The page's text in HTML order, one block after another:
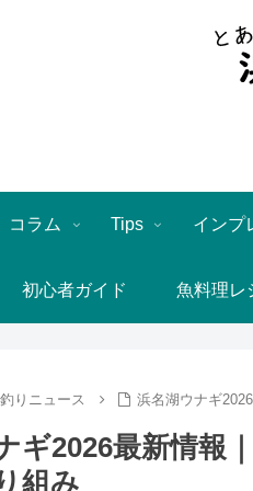
コラム Tips インプ
初心者ガイド 魚料理レ
釣りニュース 浜名湖ウナギ
ギ2026最新情報
組み